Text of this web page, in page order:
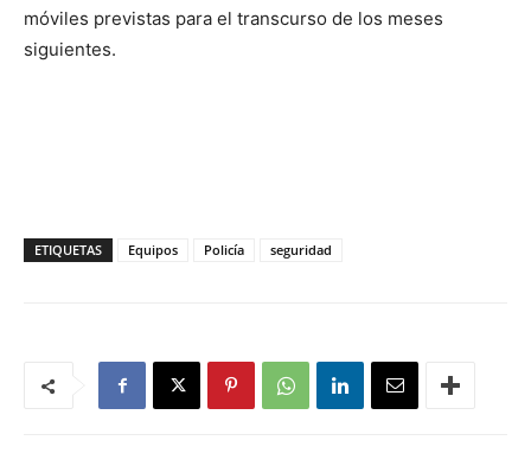
móviles previstas para el transcurso de los meses
siguientes.
ETIQUETAS Equipos Policía seguridad